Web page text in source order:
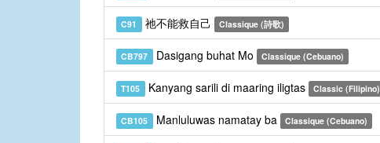
C91 祂不能救自己 Classique (詩歌)
CB797 Dasigang buhat Mo Classique (Cebuano)
T105 Kanyang sarili di maaring iligtas Classic (Filipino)
CB105 Manluluwas namatay ba Classique (Cebuano)